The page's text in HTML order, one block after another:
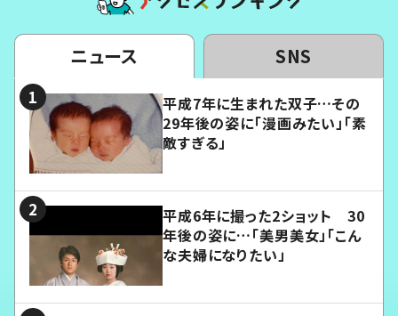
ニュース SNS
平成7年に生まれた双子…その
29年後の姿に「漫画みたい」「素
敵すぎる」
平成6年に撮った2ショット 30
年後の姿に…「美男美女」「こん
な夫婦になりたい」